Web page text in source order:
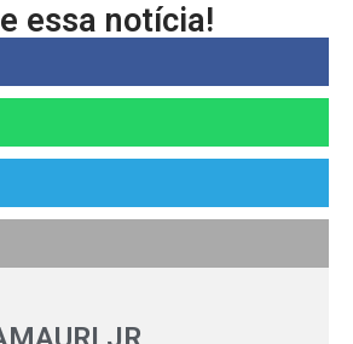
essa notícia!